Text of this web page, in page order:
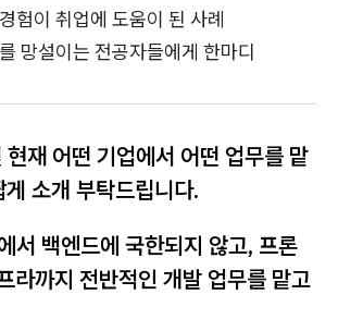
험이 취업에 도움이 된 사례
망설이는 전공자들에게 한마디
현재 어떤 기업에서 어떤 업무를 맡
소개 부탁드립니다.
백엔드에 국한되지 않고, 프론
라까지 전반적인 개발 업무를 맡고